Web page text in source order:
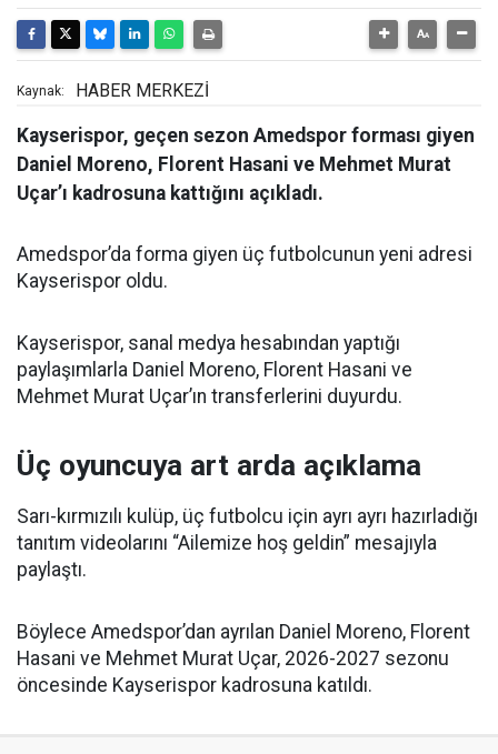
Kaynak: HABER MERKEZİ
Kayserispor, geçen sezon Amedspor forması giyen
Daniel Moreno, Florent Hasani ve Mehmet Murat
Uçar’ı kadrosuna kattığını açıkladı.
Amedspor’da forma giyen üç futbolcunun yeni adresi
Kayserispor oldu.
Kayserispor, sanal medya hesabından yaptığı
paylaşımlarla Daniel Moreno, Florent Hasani ve
Mehmet Murat Uçar’ın transferlerini duyurdu.
Üç oyuncuya art arda açıklama
Sarı-kırmızılı kulüp, üç futbolcu için ayrı ayrı hazırladığı
tanıtım videolarını “Ailemize hoş geldin” mesajıyla
paylaştı.
Böylece Amedspor’dan ayrılan Daniel Moreno, Florent
Hasani ve Mehmet Murat Uçar, 2026-2027 sezonu
öncesinde Kayserispor kadrosuna katıldı.